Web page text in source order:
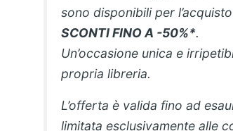
sono disponibili per
SCONTI FINO A -50%*.
Un’occasione unica e
propria libreria.
L’offerta è valida fino ad
limitata esclusivamente alle